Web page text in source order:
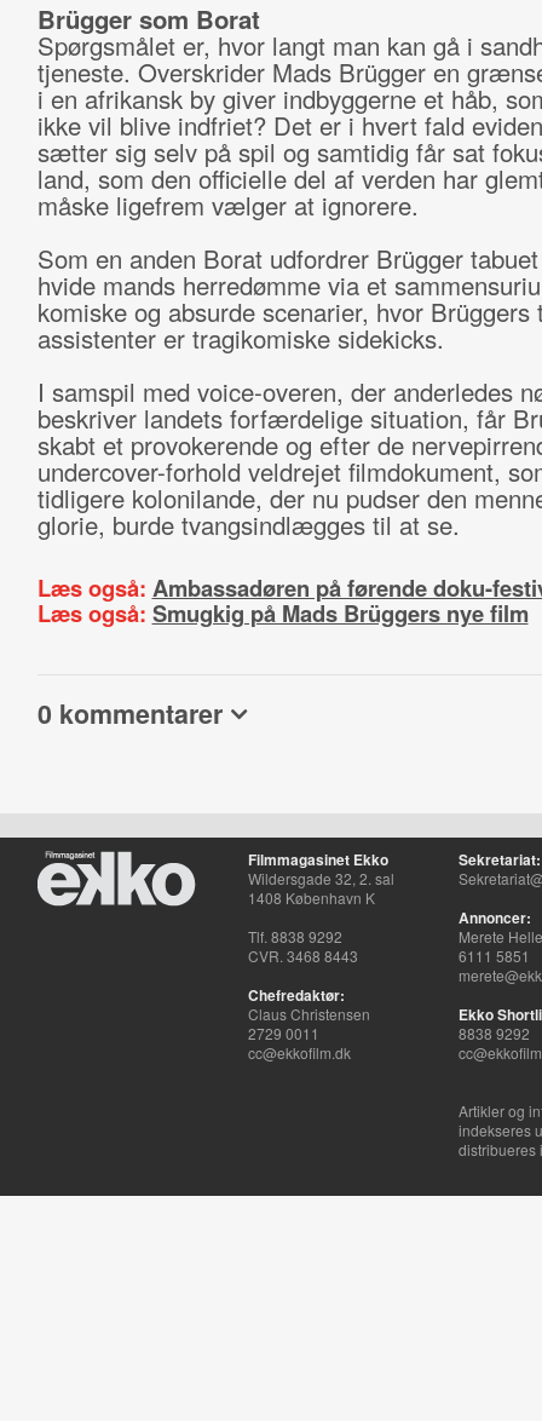
Brügger som Borat
Spørgsmålet er, hvor langt man kan gå i
tjeneste. Overskrider Mads Brügger en
i en afrikansk by giver indbyggerne et håb,
ikke vil blive indfriet? Det er i hvert fald
sætter sig selv på spil og samtidig får sat
land, som den officielle del af verden har
måske ligefrem vælger at ignorere.
Som en anden Borat udfordrer Brügger
hvide mands herredømme via et
komiske og absurde scenarier, hvor
assistenter er tragikomiske sidekicks.
I samspil med voice-overen, der anderledes
beskriver landets forfærdelige situation, får
skabt et provokerende og efter de
undercover-forhold veldrejet filmdokument,
tidligere kolonilande, der nu pudser den
glorie, burde tvangsindlægges til at se.
Læs også: Ambassadøren på førende doku-
Læs også: Smugkig på Mads Brüggers nye film
0 kommentarer
Filmmagasinet Ekko
Wildersgade 32, 2. sal
1408 København K
Tlf. 8838 9292
CVR. 3468 8443
Chefredaktør:
Claus Christensen
2729 0011
cc@ekkofilm.dk
Sekretariat:
Annoncer:
Merete
6111 5851
Ekko
8838 9292
Artikler og
indekseres
distribueres